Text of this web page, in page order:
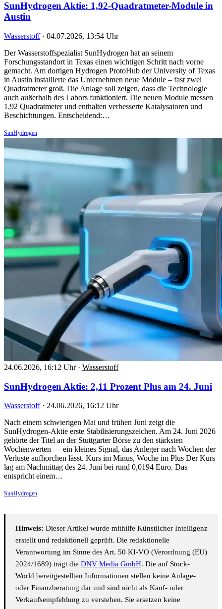
SunHydrogen Aktie: 1,92-Quadratmeter-Module in
Austin
Wasserstoff · 04.07.2026, 13:54 Uhr
Der Wasserstoffspezialist SunHydrogen hat an seinem
Forschungsstandort in Texas einen wichtigen Schritt nach vorne
gemacht. Am dortigen Hydrogen ProtoHub der University of Texas
in Austin installierte das Unternehmen neue Module – fast zwei
Quadratmeter groß. Die Anlage soll zeigen, dass die Technologie
auch außerhalb des Labors funktioniert. Die neuen Module messen
1,92 Quadratmeter und enthalten verbesserte Katalysatoren und
Beschichtungen. Entscheidend:…
SunHydrogen
24.06.2026, 16:12 Uhr · Wasserstoff
SunHydrogen Aktie: 2,11 Prozent Plus am 24. Juni
Wasserstoff · 24.06.2026, 16:12 Uhr
Nach einem schwierigen Mai und frühen Juni zeigt die
SunHydrogen-Aktie erste Stabilisierungszeichen. Am 24. Juni 2026
gehörte der Titel an der Stuttgarter Börse zu den stärksten
Wochenwerten — ein kleines Signal, das Anleger nach Wochen der
Verluste aufhorchen lässt. Kurs im Minus, Woche im Plus Der Kurs
lag am Nachmittag des 24. Juni bei rund 0,0194 Euro. Das
entspricht einem…
SunHydrogen
Hinweis: Dieser Artikel wurde mithilfe Künstlicher Intelligenz
erstellt und redaktionell geprüft. Die redaktionelle
Verantwortung im Sinne des Art. 50 KI-VO (Verordnung (EU)
2024/1689) trägt die DNV Media GmbH. Die auf Stock-
World bereitgestellten Informationen stellen keine Anlage-
oder Finanzberatung dar und sind nicht als Kauf- oder
Verkaufsempfehlung zu verstehen. Sie ersetzen keine